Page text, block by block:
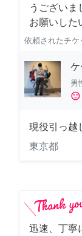
うございま
お願いした
依頼されたチケ
男
sentiment_satisfied
現役引っ越
東京都
迅速、丁寧